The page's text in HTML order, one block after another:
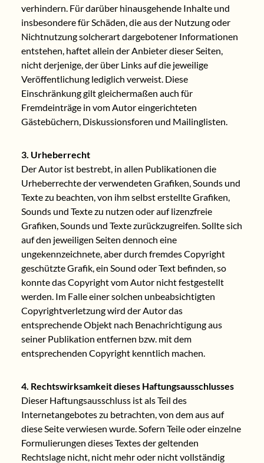
verhindern. Für darüber hinausgehende Inhalte und
insbesondere für Schäden, die aus der Nutzung oder
Nichtnutzung solcherart dargebotener Informationen
entstehen, haftet allein der Anbieter dieser Seiten,
nicht derjenige, der über Links auf die jeweilige
Veröffentlichung lediglich verweist. Diese
Einschränkung gilt gleichermaßen auch für
Fremdeinträge in vom Autor eingerichteten
Gästebüchern, Diskussionsforen und Mailinglisten.
3. Urheberrecht
Der Autor ist bestrebt, in allen Publikationen die
Urheberrechte der verwendeten Grafiken, Sounds und
Texte zu beachten, von ihm selbst erstellte Grafiken,
Sounds und Texte zu nutzen oder auf lizenzfreie
Grafiken, Sounds und Texte zurückzugreifen. Sollte sich
auf den jeweiligen Seiten dennoch eine
ungekennzeichnete, aber durch fremdes Copyright
geschützte Grafik, ein Sound oder Text befinden, so
konnte das Copyright vom Autor nicht festgestellt
werden. Im Falle einer solchen unbeabsichtigten
Copyrightverletzung wird der Autor das
entsprechende Objekt nach Benachrichtigung aus
seiner Publikation entfernen bzw. mit dem
entsprechenden Copyright kenntlich machen.
4. Rechtswirksamkeit dieses Haftungsausschlusses
Dieser Haftungsausschluss ist als Teil des
Internetangebotes zu betrachten, von dem aus auf
diese Seite verwiesen wurde. Sofern Teile oder einzelne
Formulierungen dieses Textes der geltenden
Rechtslage nicht, nicht mehr oder nicht vollständig